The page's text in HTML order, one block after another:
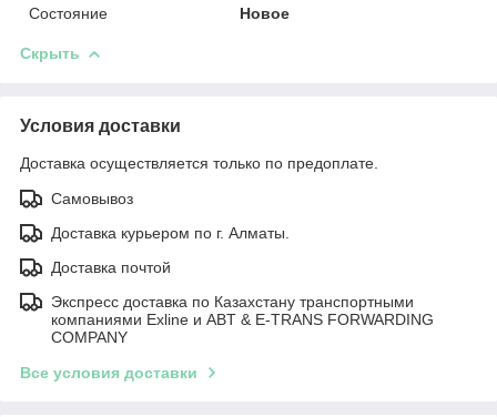
Состояние Новое
Скрыть
Условия доставки
Доставка осуществляется только по предоплате.
Самовывоз
Доставка курьером по г. Алматы.
Доставка почтой
Экспресс доставка по Казахстану транспортными
компаниями Exline и ABT & E-TRANS FORWARDING
COMPANY
Все условия доставки